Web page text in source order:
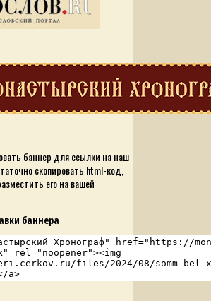
баннер для ссылки на наш
скопировать html-код,
его на вашей
баннера